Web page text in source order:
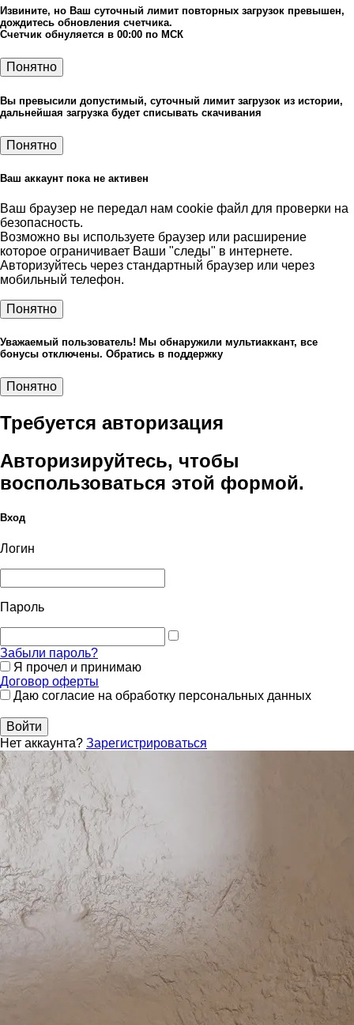
Извините, но Ваш суточный лимит повторных загрузок превышен,
дождитесь обновления счетчика.
Счетчик обнуляется в 00:00 по МСК
Понятно
Вы превысили допустимый, суточный лимит загрузок из истории,
дальнейшая загрузка будет списывать скачивания
Понятно
Ваш аккаунт пока не активен
Ваш браузер не передал нам cookie файл для проверки на
безопасность.
Возможно вы используете браузер или расширение
которое ограничивает Ваши "следы" в интернете.
Авторизуйтесь через стандартный браузер или через
мобильный телефон.
Понятно
Уважаемый пользователь! Мы обнаружили мультиаккант, все
бонусы отключены. Обратись в поддержку
Понятно
Требуется авторизация
Авторизируйтесь, чтобы
воспользоваться этой формой.
Вход
Логин
Пароль
Забыли пароль?
Я прочел и принимаю
Договор оферты
Даю согласие на обработку персональных данных
Войти
Нет аккаунта? Зарегистрироваться